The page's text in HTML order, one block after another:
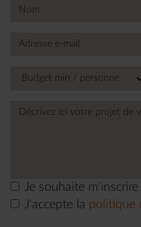
Je souhaite
J'accepte la politique